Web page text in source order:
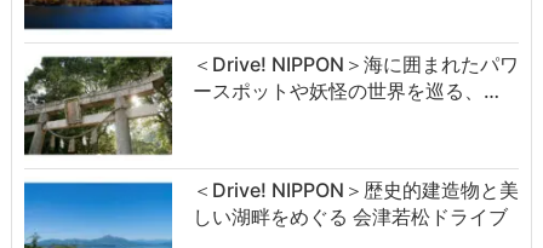
＜Drive! NIPPON＞海に囲まれたパワ
ースポットや妖怪の世界を巡る、…
＜Drive! NIPPON＞歴史的建造物と美
しい湖畔をめぐる 会津若松ドライブ